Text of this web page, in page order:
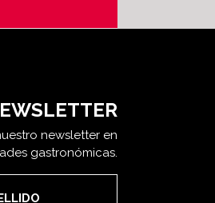
newsletter en
gastronómicas.